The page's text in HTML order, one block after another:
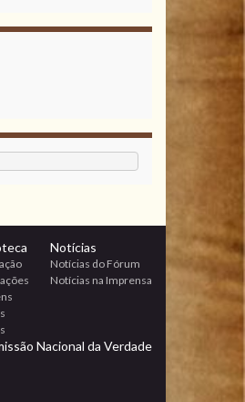
Notícias
Notícias do Fórum
Notícias na Imprensa
Nacional da Verdade